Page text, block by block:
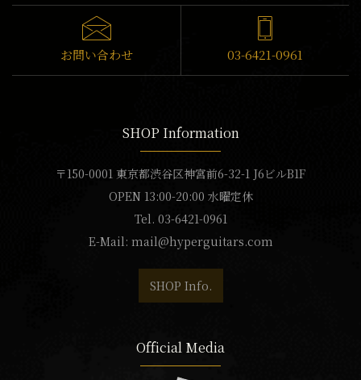
お問い合わせ 03-6421-0961
SHOP Information
〒150-0001 東京都渋谷区神宮前6-32-1 J6ビルB1F
OPEN 13:00-20:00 水曜定休
Tel. 03-6421-0961
E-Mail: mail@hyperguitars.com
SHOP Info.
Official Media